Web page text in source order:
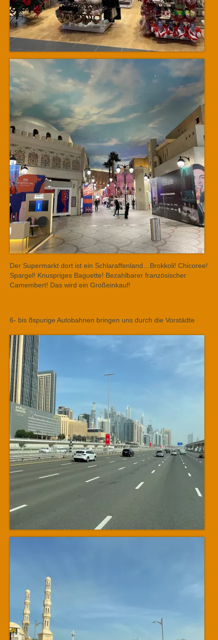
Der Supermarkt dort ist ein Schlaraffenland…Brokkoli! Chicoree!
Spargel! Knuspriges Baguette! Bezahlbarer französischer
Camembert! Das wird ein Großeinkauf!
6- bis 8spurige Autobahnen bringen uns durch die Vorstädte